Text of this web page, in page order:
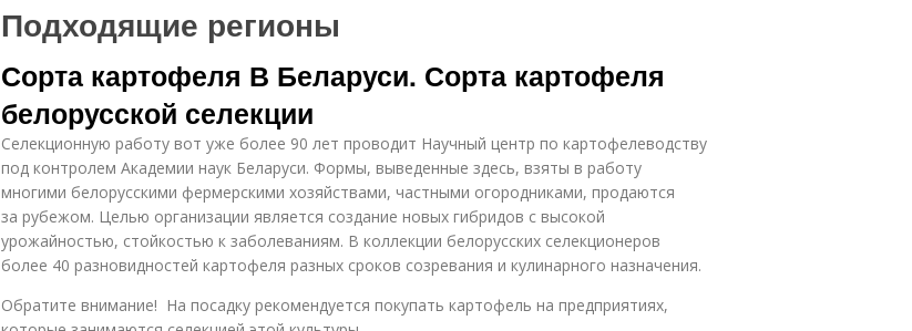
Подходящие регионы
Сорта картофеля В Беларуси. Сорта картофеля
белорусской селекции
Селекционную работу вот уже более 90 лет проводит Научный центр по картофелеводству
под контролем Академии наук Беларуси. Формы, выведенные здесь, взяты в работу
многими белорусскими фермерскими хозяйствами, частными огородниками, продаются
за рубежом. Целью организации является создание новых гибридов с высокой
урожайностью, стойкостью к заболеваниям. В коллекции белорусских селекционеров
более 40 разновидностей картофеля разных сроков созревания и кулинарного назначения.
Обратите внимание! На посадку рекомендуется покупать картофель на предприятиях,